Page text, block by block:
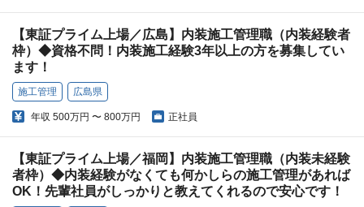
【東証プライム上場／広島】内装施工管理職（内装経験者
枠）◆資格不問！内装施工経験3年以上の方を募集してい
ます！
施工管理 広島県
年収 500万円 〜 800万円 正社員
【東証プライム上場／福岡】内装施工管理職（内装未経験
者枠）◆内装経験がなくても何かしらの施工管理があれば
OK！先輩社員がしっかりと教えてくれるので安心です！